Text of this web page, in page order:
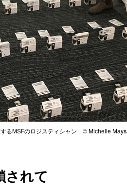
るMSFのロジスティシャン © Michelle
されて